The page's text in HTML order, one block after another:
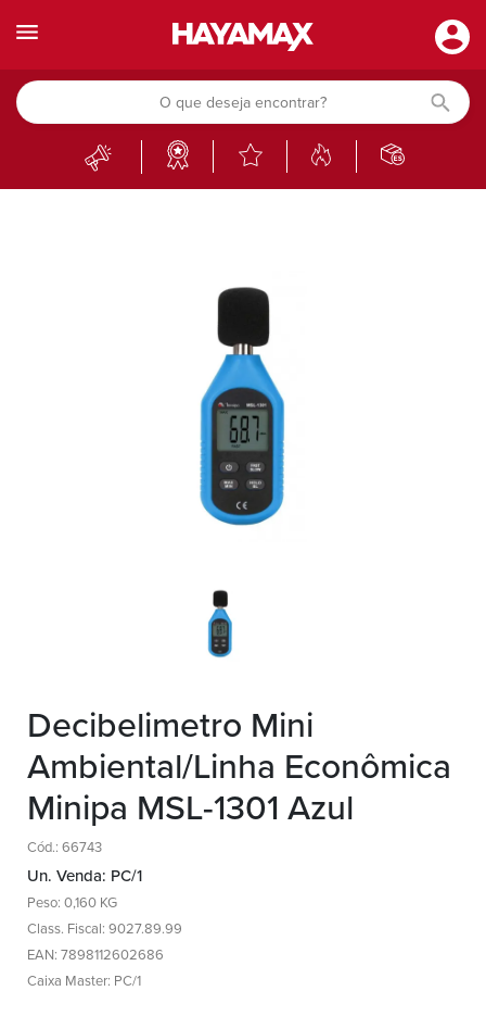
Decibelimetro Mini
Ambiental/Linha Econômica
Minipa MSL-1301 Azul
Cód.: 66743
Un. Venda: PC/1
Peso: 0,160 KG
Class. Fiscal: 9027.89.99
EAN: 7898112602686
Caixa Master: PC/1